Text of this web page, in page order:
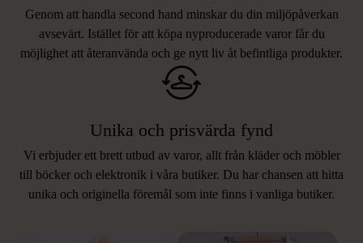
Genom att handla second hand minskar du din miljöpåverkan
avsevärt. Istället för att köpa nyproducerade varor får du
möjlighet att återanvända och ge nytt liv åt befintliga produkter.
Unika och prisvärda fynd
Vi erbjuder ett brett utbud av varor, allt från kläder och möbler
till böcker och elektronik i våra butiker. Du har chansen att hitta
unika och originella föremål som inte finns i vanliga butiker.
LIKNANDE PRODUKTER
Hitta produkter som påminner om denna